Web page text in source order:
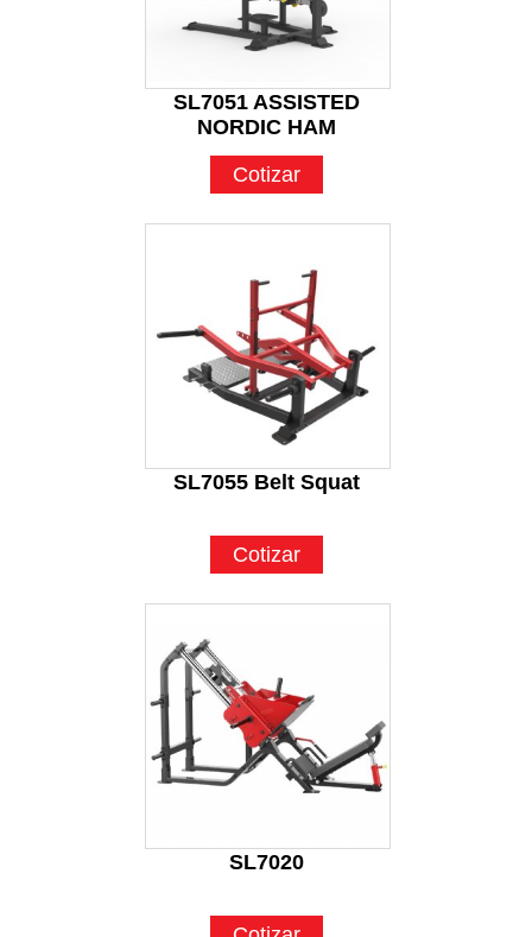
SL7051 ASSISTED
NORDIC HAM
Cotizar
SL7055 Belt Squat
Cotizar
SL7020